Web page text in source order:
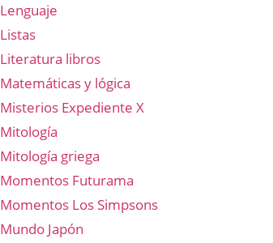
Lenguaje
Listas
Literatura libros
Matemáticas y lógica
Misterios Expediente X
Mitología
Mitología griega
Momentos Futurama
Momentos Los Simpsons
Mundo Japón